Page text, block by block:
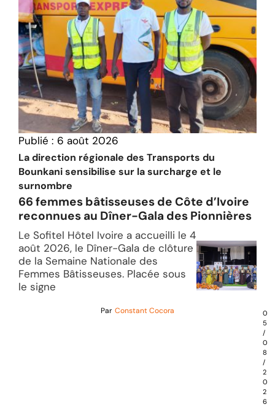
Publié : 6 août 2026
La direction régionale des Transports du
Bounkani sensibilise sur la surcharge et le
surnombre
66 femmes bâtisseuses de Côte d’Ivoire
reconnues au Dîner-Gala des Pionnières
Le Sofitel Hôtel Ivoire a accueilli le 4
août 2026, le Dîner-Gala de clôture
de la Semaine Nationale des
Femmes Bâtisseuses. Placée sous
le signe
Par Constant Cocora
0
5
/
0
8
/
2
0
2
6